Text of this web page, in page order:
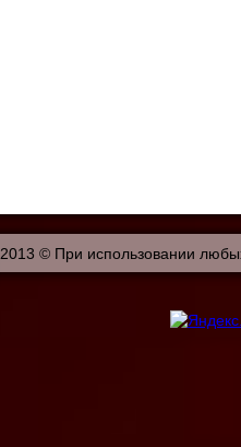
2013 © При использовании